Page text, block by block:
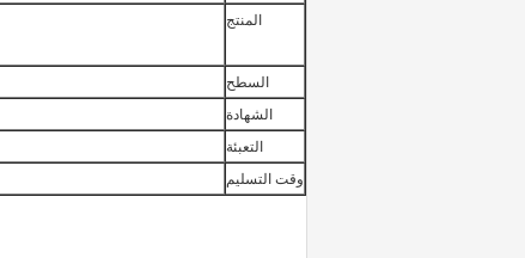
المنتج
السطح
الشهادة
التعبئة
وقت التسليم